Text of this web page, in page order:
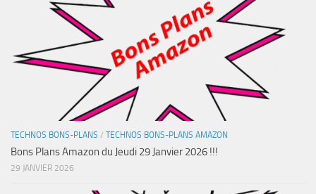
TECHNOS BONS-PLANS / TECHNOS BONS-PLANS AMAZON
Bons Plans Amazon du Jeudi 29 Janvier 2026 !!!
29 JANVIER 2026